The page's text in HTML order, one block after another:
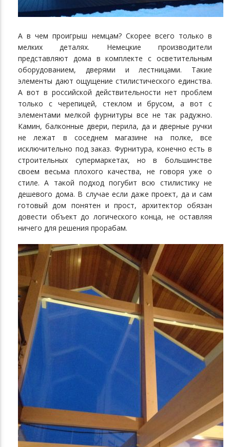
А в чем проигрыш немцам? Скорее всего только в
мелких деталях. Немецкие производители
представляют дома в комплекте с осветительным
оборудованием, дверями и лестницами. Такие
элементы дают ощущение стилистического единства.
А вот в российской действительности нет проблем
только с черепицей, стеклом и брусом, а вот с
элементами мелкой фурнитуры все не так радужно.
Камин, балконные двери, перила, да и дверные ручки
не лежат в соседнем магазине на полке, все
исключительно под заказ. Фурнитура, конечно есть в
строительных супермаркетах, но в большинстве
своем весьма плохого качества, не говоря уже о
стиле. А такой подход погубит всю стилистику не
дешевого дома. В случае если даже проект, да и сам
готовый дом понятен и прост, архитектор обязан
довести объект до логического конца, не оставляя
ничего для решения прорабам.